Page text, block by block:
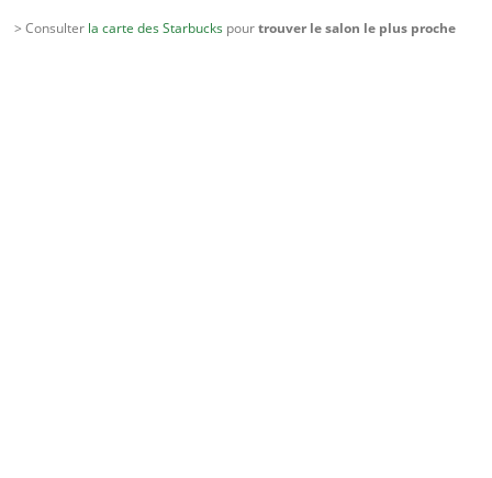
> Consulter la carte des Starbucks pourtrouver le salon le plus proche